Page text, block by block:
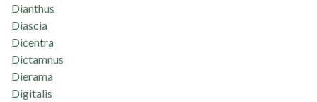
Dianthus
Diascia
Dicentra
Dictamnus
Dierama
Digitalis